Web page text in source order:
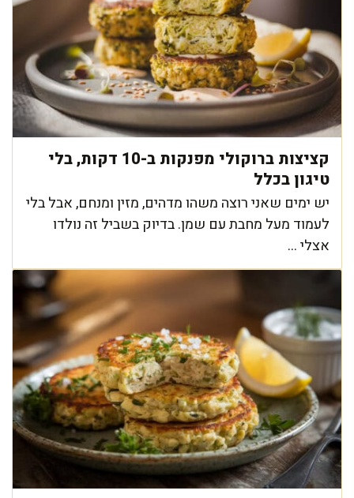
קציצות ברוקולי מפנקות ב-10 דקות, בלי
טיגון בכלל
יש ימים שאני רוצה משהו מדהים, מזין ומנחם, אבל בלי
לעמוד מעל מחבת עם שמן. בדיוק בשביל זה נולדו
אצלי ...